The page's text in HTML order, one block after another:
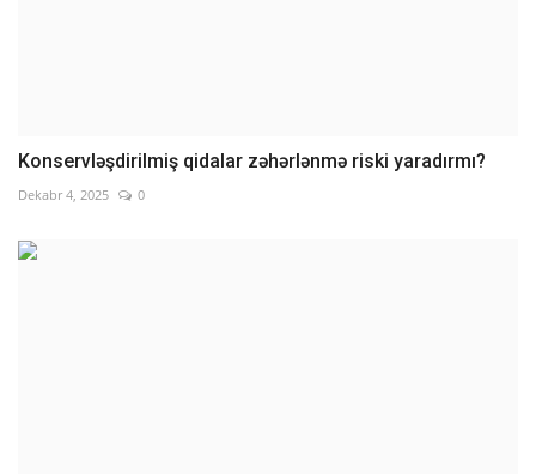
Konservləşdirilmiş qidalar zəhərlənmə riski yaradırmı?
Dekabr 4, 2025 0